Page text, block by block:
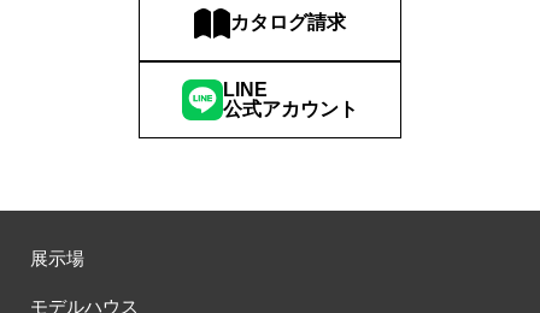
カタログ請求
LINE
公式アカウント
展示場
モデルハウス